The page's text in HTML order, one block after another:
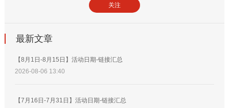
关注
最新文章
【8月1日-8月15日】活动日期-链接汇总
2026-08-06 13:40
【7月16日-7月31日】活动日期-链接汇总